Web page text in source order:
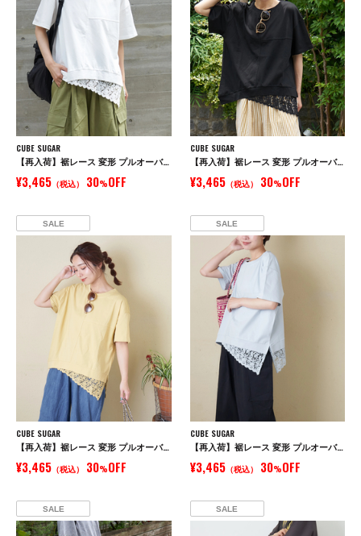
CUBE SUGAR
【再入荷】裾レース 変形 プルオーバー Tシャツ
¥3,465 （税込） 30%OFF
CUBE SUGAR
【再入荷】裾レース 変形 プルオーバー Tシャツ
¥3,465（税込） 30%OFF
SALE
CUBE SUGAR
【再入荷】裾レース 変形 プルオーバー Tシャツ
¥3,465 （税込） 30%OFF
SALE
CUBE SUGAR
【再入荷】裾レース 変形 プルオーバー Tシャツ
¥3,465（税込） 30%OFF
SALE SALE